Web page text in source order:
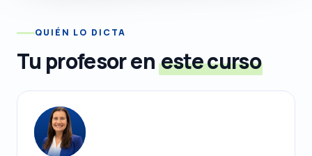
QUIÉN LO DICTA
Tu profesor eneste curso